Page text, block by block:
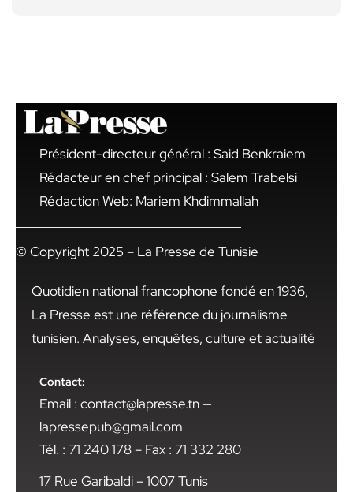
Président-directeur général : Said Benkraiem
Rédacteur en chef principal : Salem Trabelsi
Rédaction Web: Mariem Khdimmallah
© Copyright 2025 – La Presse de Tunisie
Quotidien national francophone fondé en 1936,
La Presse est une référence du journalisme
tunisien. Analyses, enquêtes, culture et actualité
Contact:
Email : contact@lapresse.tn —
lapressepub@gmail.com
Tél. : 71 240 178 – Fax : 71 332 280
17 Rue Garibaldi – 1007 Tunis